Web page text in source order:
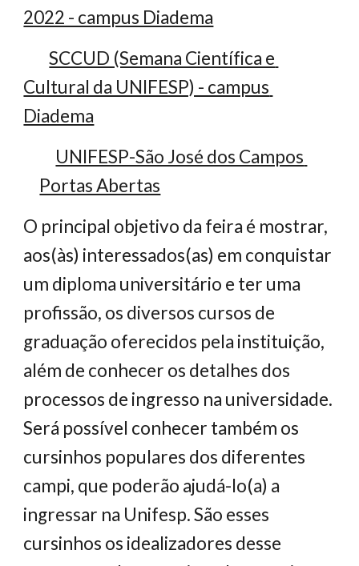
2022 - campus Diadema
SCCUD (Semana Científica e
Cultural da UNIFESP) - campus
Diadema
UNIFESP-São José dos Campos
Portas Abertas
O principal objetivo da feira é mostrar,
aos(às) interessados(as) em conquistar
um diploma universitário e ter uma
profissão, os diversos cursos de
graduação oferecidos pela instituição,
além de conhecer os detalhes dos
processos de ingresso na universidade.
Será possível conhecer também os
cursinhos populares dos diferentes
campi, que poderão ajudá-lo(a) a
ingressar na Unifesp. São esses
cursinhos os idealizadores desse